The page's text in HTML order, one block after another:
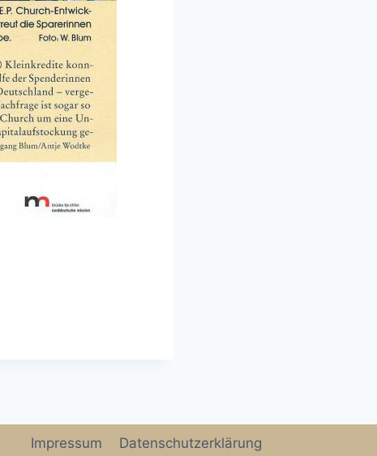
Impressum Datenschutzerklärung